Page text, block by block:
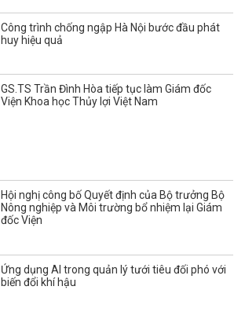
Công trình chống ngập Hà Nội bước đầu phát
huy hiệu quả
GS.TS Trần Đình Hòa tiếp tục làm Giám đốc
Viện Khoa học Thủy lợi Việt Nam
Hội nghị công bố Quyết định của Bộ trưởng Bộ
Nông nghiệp và Môi trường bổ nhiệm lại Giám
đốc Viện
Ứng dụng AI trong quản lý tưới tiêu đối phó với
biến đổi khí hậu